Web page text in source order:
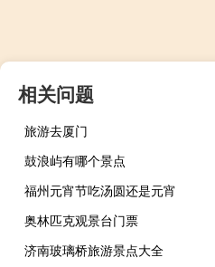
相关问题
旅游去厦门
鼓浪屿有哪个景点
福州元宵节吃汤圆还是元宵
奥林匹克观景台门票
济南玻璃桥旅游景点大全